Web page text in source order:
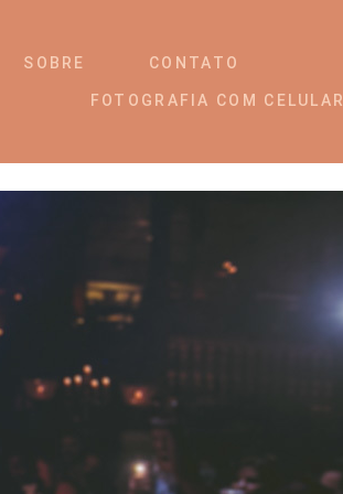
SOBRE CONTATO
FOTOGRAFIA COM CELULAR